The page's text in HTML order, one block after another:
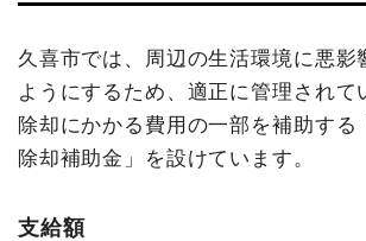
久喜市では、周辺の生活環境に悪影
ようにするため、適正に管理されて
除却にかかる費用の一部を補助する
除却補助金」を設けています。
支給額